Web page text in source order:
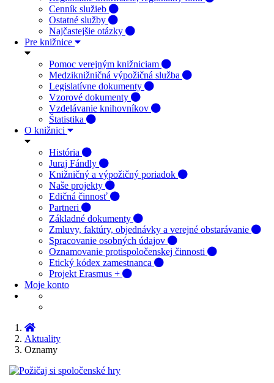
Cenník služieb
Ostatné služby
Najčastejšie otázky
Pre knižnice
Pomoc verejným knižniciam
Medziknižničná výpožičná služba
Legislatívne dokumenty
Vzorové dokumenty
Vzdelávanie knihovníkov
Štatistika
O knižnici
História
Juraj Fándly
Knižničný a výpožičný poriadok
Naše projekty
Edičná činnosť
Partneri
Základné dokumenty
Zmluvy, faktúry, objednávky a verejné obstarávanie
Spracovanie osobných údajov
Oznamovanie protispoločenskej činnosti
Etický kódex zamestnanca
Projekt Erasmus +
Moje konto
Aktuality
Oznamy